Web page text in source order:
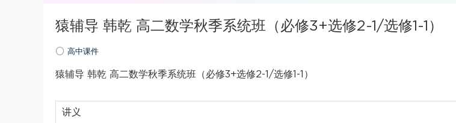
猿辅导 韩乾 高二数学秋季系统班（必修3+选修2-1/选修1-1）
高中课件
猿辅导 韩乾 高二数学秋季系统班（必修3+选修2-1/选修1-1）
讲义